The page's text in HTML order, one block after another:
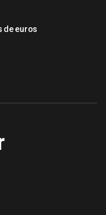
de euros